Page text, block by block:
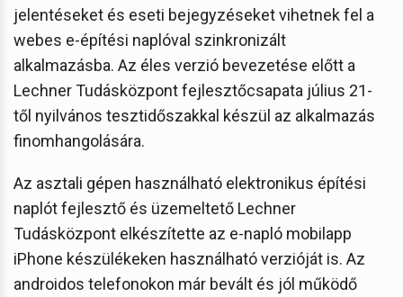
jelentéseket és eseti bejegyzéseket vihetnek fel a
webes e-építési naplóval szinkronizált
alkalmazásba. Az éles verzió bevezetése előtt a
Lechner Tudásközpont fejlesztőcsapata július 21-
től nyilvános tesztidőszakkal készül az alkalmazás
finomhangolására.
Az asztali gépen használható elektronikus építési
naplót fejlesztő és üzemeltető Lechner
Tudásközpont elkészítette az e-napló mobilapp
iPhone készülékeken használható verzióját is. Az
androidos telefonokon már bevált és jól működő